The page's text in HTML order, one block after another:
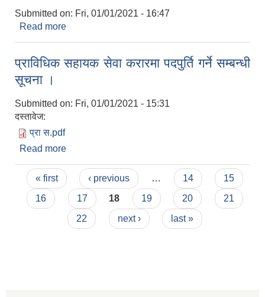
Submitted on: Fri, 01/01/2021 - 16:47
Read more
प्राविधिक सहायक सेवा करारमा पदपुर्ति गर्ने सम्बन्धी
सूचना ।
Submitted on: Fri, 01/01/2021 - 15:31
दस्तावेज:
प्रा स.pdf
Read more
Pages
« first ‹ previous … 14
15
16
17 18 19 20
21
22
next › last »